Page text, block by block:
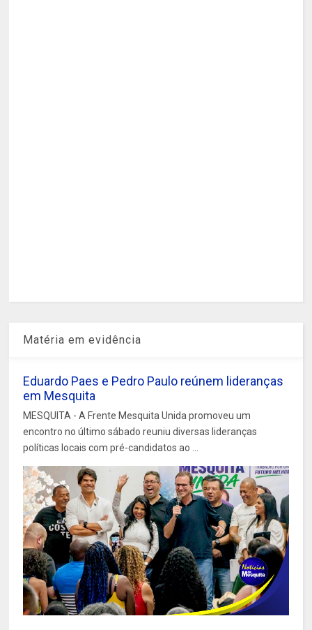
Matéria em evidência
Eduardo Paes e Pedro Paulo reúnem lideranças
em Mesquita
MESQUITA - A Frente Mesquita Unida promoveu um
encontro no último sábado reuniu diversas lideranças
políticas locais com pré-candidatos ao ...